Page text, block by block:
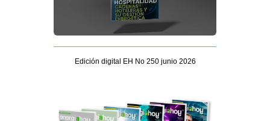
Edición digital EH No 250 junio 2026